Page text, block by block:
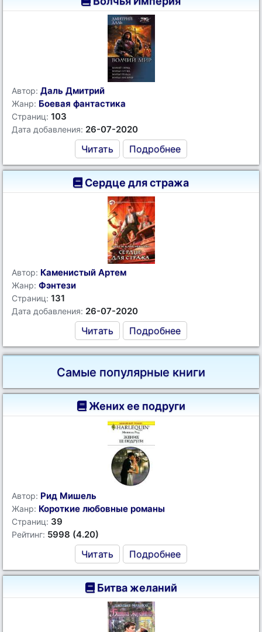
Автор: Даль Дмитрий
Жанр: Боевая фантастика
Страниц: 103
Дата добавления: 26-07-2020
Читать Подробнее
Сердце для стража
Автор: Каменистый Артем
Жанр: Фэнтези
Страниц: 131
Дата добавления: 26-07-2020
Читать Подробнее
Самые популярные книги
Жених ее подруги
Автор: Рид Мишель
Жанр: Короткие любовные романы
Страниц: 39
Рейтинг: 5998 (4.20)
Читать Подробнее
Битва желаний